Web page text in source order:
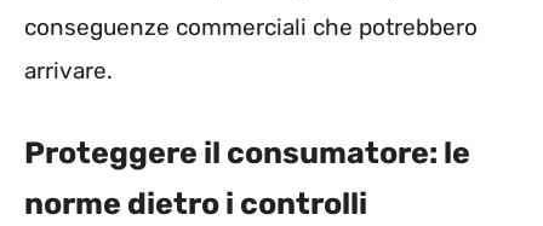
conseguenze commerciali che potrebbero
arrivare.
Proteggere il consumatore: le
norme dietro i controlli